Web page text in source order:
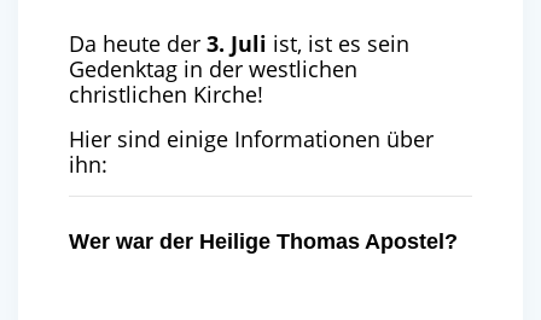
Da heute der 3. Juli ist, ist es sein
Gedenktag in der westlichen
christlichen Kirche!
Hier sind einige Informationen über
ihn:
Wer war der Heilige Thomas Apostel?